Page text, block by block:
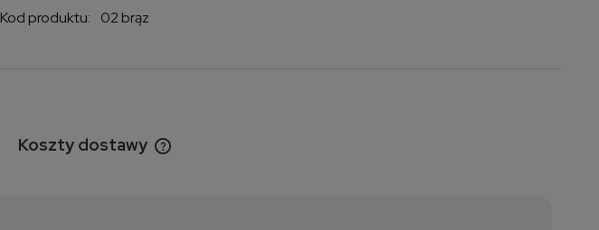
Kod produktu:
02 brąz
Koszty dostawy